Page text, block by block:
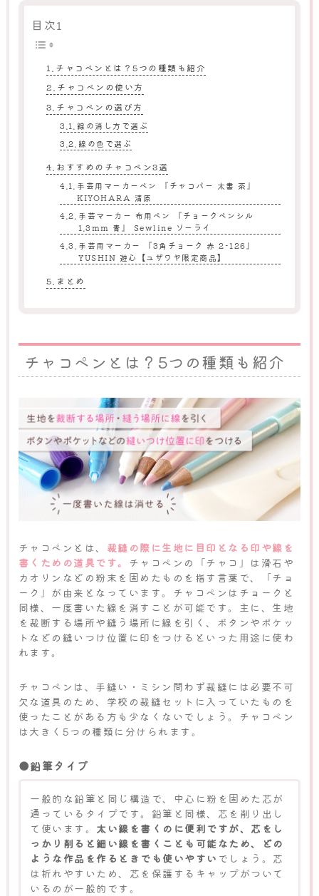
目次1
チャコペンとは？5つの種類も紹介
チャコペンの使い方
チャコペンの選び方
線の消し方で選ぶ
線の色で選ぶ
おすすめのチャコペン3選
手芸用マーカーペン 『チャコパー 太書 茶』
KIYOHARA 清原
手芸マーカー 布用ペン 『チョークペンシル
1.3mm 青』 Sewline ソーライ
手芸用マーカー 『3角チョーク 赤 2-126』
YUSHIN 遊心【ユザワヤ限定商品】
まとめ
チャコペンとは？5つの種類も紹介
チャコペンとは、 裁縫の際に生地に目印となる印や線を
書くための道具です。
チャコペンの「チャコ」は滑石や
カオリンなどの粉末を固めたものを指す言葉で、「チョ
ーク」が由来となっています。チャコペンはチョークと
同様、一度書いた線を消すことが可能です。主に、生地
を裁断する場所や縫う場所に線を引く、ボタンやポケッ
トなどの縫いつけ位置に印をつけるといった用途に使わ
れます。
チャコペンは、手縫い・ミシン問わず裁縫には必要不可
欠な道具のため、学校の裁縫セットに入っていたものを
使ったことがある方も少なくないでしょう。チャコペン
は大きく5つの種類に分けられます。
●鉛筆タイプ
一般的な鉛筆と同じ構造で、中心に粉を固めた芯が
通っているタイプです。鉛筆と同様、芯を削り出し
て使います。 太い線を書くのに便利ですが、芯をし
っかり削ると細い線を書くことも可能なため、どの
ような作品を作るときでも使いやすい でしょう。芯
は折れやすいため、芯を保護するキャップがついて
いるのが一般的です。